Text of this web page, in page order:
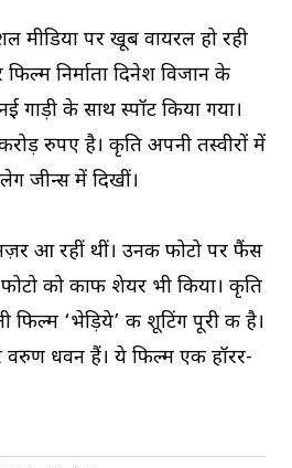
मीडिया पर खूब वायरल हो रही
निर्माता दिनेश विजान के
के साथ स्पॉट किया गया।
रुपए है। कृति अपनी तस्वीरों में
जीन्स में दिखीं।
आ रहीं थीं। उनकी फोटो पर फैंस
को काफी शेयर भी किया। कृति
‘भेड़िये’ की शूटिंग पूरी की है।
धवन हैं। ये फिल्म एक हॉरर-